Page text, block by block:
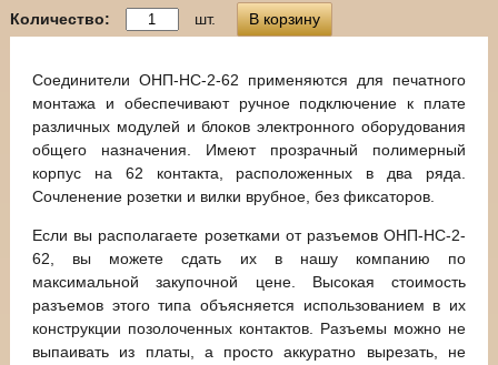
Количество: шт. В корзину
Соединители ОНП-НС-2-62 применяются для печатного
монтажа и обеспечивают ручное подключение к плате
различных модулей и блоков электронного оборудования
общего назначения. Имеют прозрачный полимерный
корпус на 62 контакта, расположенных в два ряда.
Сочленение розетки и вилки врубное, без фиксаторов.
Если вы располагаете розетками от разъемов ОНП-НС-2-
62, вы можете сдать их в нашу компанию по
максимальной закупочной цене. Высокая стоимость
разъемов этого типа объясняется использованием в их
конструкции позолоченных контактов. Разъемы можно не
выпаивать из платы, а просто аккуратно вырезать, не